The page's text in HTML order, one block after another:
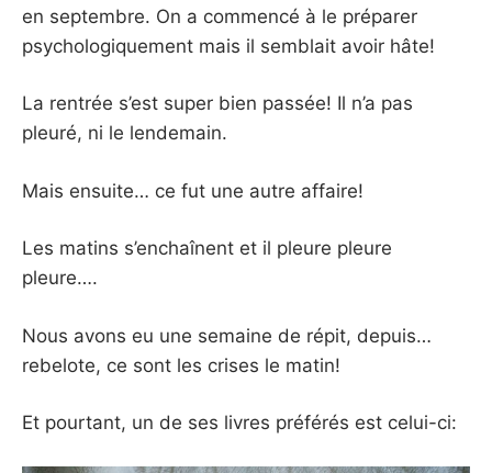
en septembre. On a commencé à le préparer
psychologiquement mais il semblait avoir hâte!
La rentrée s’est super bien passée! Il n’a pas
pleuré, ni le lendemain.
Mais ensuite… ce fut une autre affaire!
Les matins s’enchaînent et il pleure pleure
pleure….
Nous avons eu une semaine de répit, depuis…
rebelote, ce sont les crises le matin!
Et pourtant, un de ses livres préférés est celui-ci: